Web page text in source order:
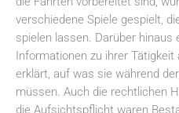
verschiedene Spiele gespielt,
spielen lassen. Darüber hinaus
Informationen zu ihrer Tätigkeit
erklärt, auf was sie während
müssen. Auch die rechtlichen
die Aufsichtspflicht waren